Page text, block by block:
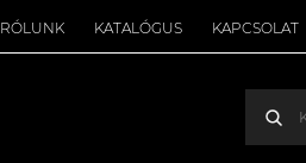
RÓLUNK KATALÓGUS KAPCSOLAT